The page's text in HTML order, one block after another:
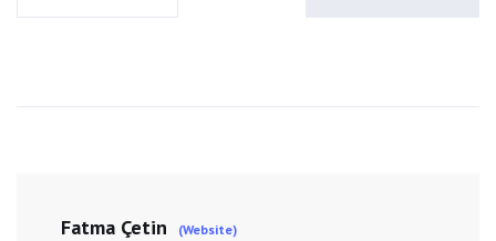
Fatma Çetin (Website)